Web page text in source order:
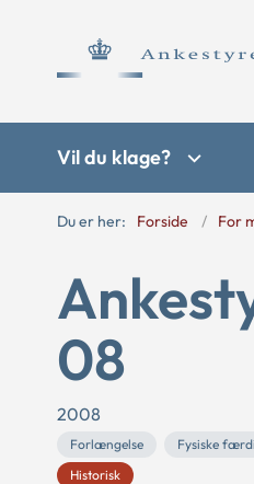
Vil du klage?
Du er her: Forside For
08
2008
Forlængelse Fysiske
Historisk